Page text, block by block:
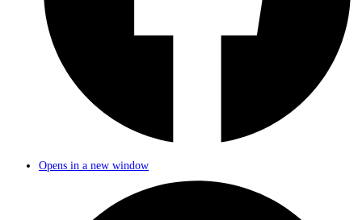
Opens in a new window